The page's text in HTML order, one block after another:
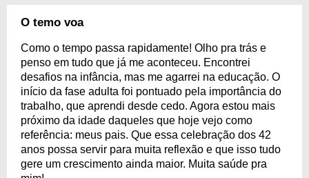
O temo voa
Como o tempo passa rapidamente! Olho pra trás e
penso em tudo que já me aconteceu. Encontrei
desafios na infância, mas me agarrei na educação. O
início da fase adulta foi pontuado pela importância do
trabalho, que aprendi desde cedo. Agora estou mais
próximo da idade daqueles que hoje vejo como
referência: meus pais. Que essa celebração dos 42
anos possa servir para muita reflexão e que isso tudo
gere um crescimento ainda maior. Muita saúde pra